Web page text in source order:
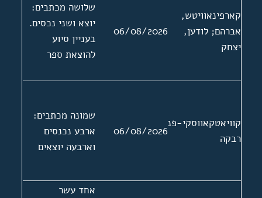
קארפינאוויטש,
אברהם; לודען,
יצחק
06/08/2026
שלושה מכתבים:
יוצא ושני נכסים.
בעניין סיוע
להוצאת ספר
קוויאטקאווסקי-פנסחיק,
רבקה
06/08/2026
שמונה מכתבים:
ארבע נכנסים
וארבעה יוצאים
אחד עשר